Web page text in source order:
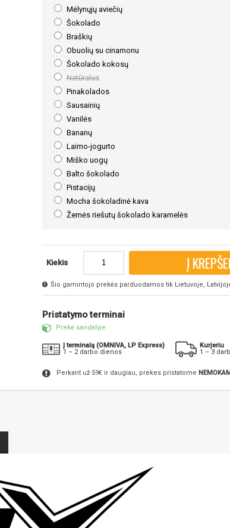
Mėlynųjų aviečių
Šokolado
Braškių
Obuolių su cinamonu
Šokolado kokosų
Natūralus
Pinakolados
Sausainių
Vanilės
Bananų
Laimo-jogurto
Miško uogų
Balto šokolado
Pistacijų
Mocha šokoladinė kava
Žemės riešutų šokolado karamelės
Kiekis Į
Šio gamintojo prekės parduodamos tik Lietuvoje,
Pristatymo terminai
Prekė sandėlyje
Į terminalą (OMNIVA, LP Express)
1 – 2 darbo dienos
Kurjeriu
1 – 3
Perkant už 59€ ir daugiau, prekes pristatome